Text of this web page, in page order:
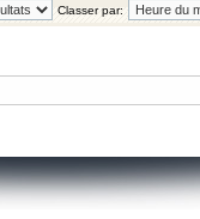
Classer par: